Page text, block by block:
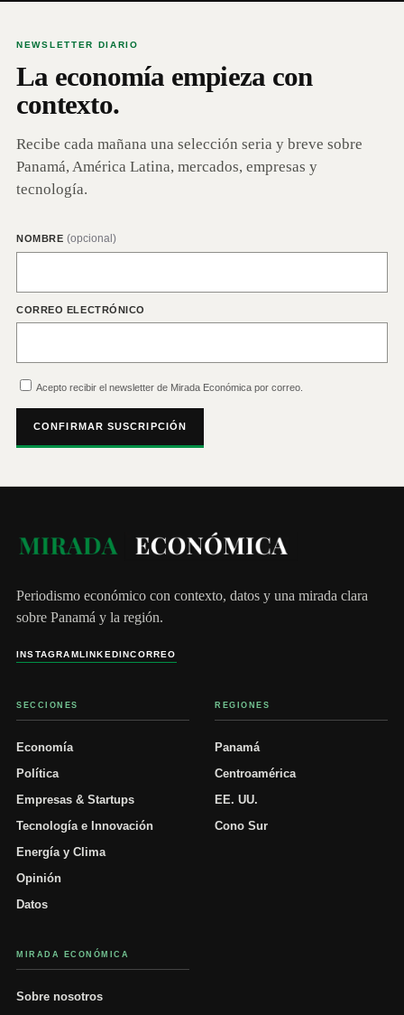
NEWSLETTER DIARIO
La economía empieza con
contexto.
Recibe cada mañana una selección seria y breve sobre
Panamá, América Latina, mercados, empresas y
tecnología.
NOMBRE (opcional)
CORREO ELECTRÓNICO
Acepto recibir el newsletter de Mirada Económica por correo.
CONFIRMAR SUSCRIPCIÓN
Periodismo económico con contexto, datos y una mirada clara
sobre Panamá y la región.
INSTAGRAMLINKEDINCORREO
SECCIONES
Economía
Política
Empresas & Startups
Tecnología e Innovación
Energía y Clima
Opinión
Datos
REGIONES
Panamá
Centroamérica
EE. UU.
Cono Sur
MIRADA ECONÓMICA
Sobre nosotros